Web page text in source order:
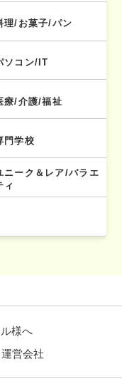
理/お菓子/パン
ソコン/IT
療/介護/福祉
門学校
ニーク＆レア/バラエ
ィ
様へ
運営会社